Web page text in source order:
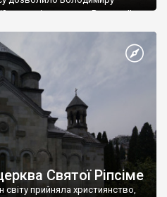
імператору Василю ІІ, та
став Василем-християнином.
честь Херсонесу Таврійського
Святої Ріпсіме
прийняла християнство,